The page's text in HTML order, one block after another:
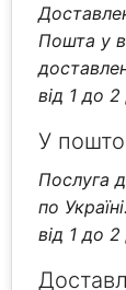
Пошта у
від 1 до 2
У
Послуга
по
від 1 до 2